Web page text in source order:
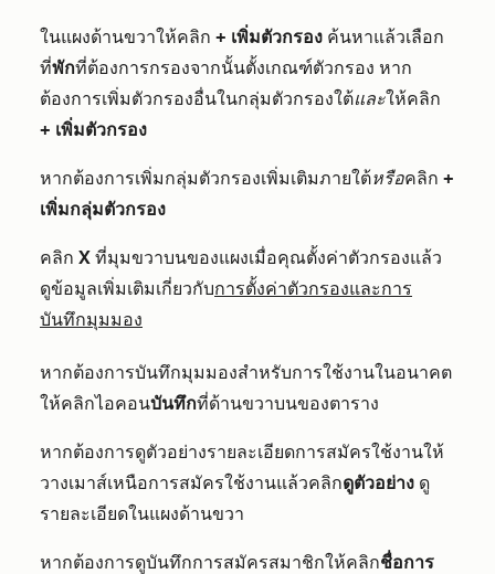
ในแผงด้านขวาให้คลิก + เพิ่มตัวกรอง ค้นหาแล้วเลือก
ที่พักที่ต้องการกรองจากนั้นตั้งเกณฑ์ตัวกรอง หาก
ต้องการเพิ่มตัวกรองอื่นในกลุ่มตัวกรองใต้และให้คลิก
+ เพิ่มตัวกรอง
หากต้องการเพิ่มกลุ่มตัวกรองเพิ่มเติมภายใต้หรือคลิก +
เพิ่มกลุ่มตัวกรอง
คลิก X ที่มุมขวาบนของแผงเมื่อคุณตั้งค่าตัวกรองแล้ว
ดูข้อมูลเพิ่มเติมเกี่ยวกับการตั้งค่าตัวกรองและการ
บันทึกมุมมอง
หากต้องการบันทึกมุมมองสำหรับการใช้งานในอนาคต
ให้คลิกไอคอนบันทึกที่ด้านขวาบนของตาราง
หากต้องการดูตัวอย่างรายละเอียดการสมัครใช้งานให้
วางเมาส์เหนือการสมัครใช้งานแล้วคลิกดูตัวอย่าง ดู
รายละเอียดในแผงด้านขวา
หากต้องการดูบันทึกการสมัครสมาชิกให้คลิกชื่อการ